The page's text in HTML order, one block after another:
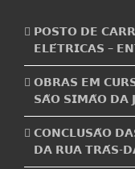
𝗣𝗢𝗦𝗧𝗢 𝗗𝗘
𝗘𝗟𝗘́𝗧𝗥𝗜𝗖𝗔𝗦 –
𝗢𝗕𝗥𝗔𝗦 𝗘𝗠
𝗦𝗔̃𝗢 𝗦𝗜𝗠𝗔̃𝗢 𝗗𝗔
𝗖𝗢𝗡𝗖𝗟𝗨𝗦𝗔̃𝗢
𝗗𝗔 𝗥𝗨𝗔 𝗧𝗥𝗔́𝗦-